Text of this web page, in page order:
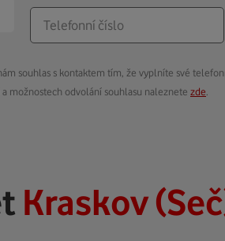
souhlas s kontaktem tím, že vyplníte své
možnostech odvolání souhlasu naleznete zde
Kraskov